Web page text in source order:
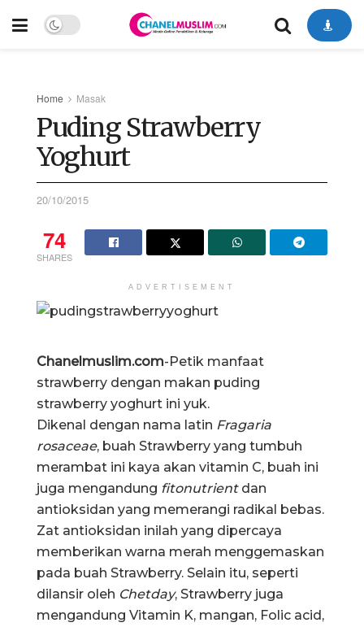
Home Masak
Puding Strawberry
Yoghurt
20/10/2015
74
SHARES
ADVERTISEMENT
Chanelmuslim.com-Petik manfaat
strawberry dengan makan puding
strawberry yoghurt ini yuk.
Dikenal dengan nama latin Fragaria
rosaceae, buah Strawberry yang tumbuh
merambat ini kaya akan vitamin C, buah ini
juga mengandung fitonutrientdan
antioksidan yang memerangi radikal bebas.
Zat antioksidan inilah yang dipercaya
memberikan warna merah menggemaskan
pada buah Strawberry. Selain itu, seperti
dilansir oleh Chetday, Strawberry juga
mengandung Vitamin K, mangan, Folic acid,